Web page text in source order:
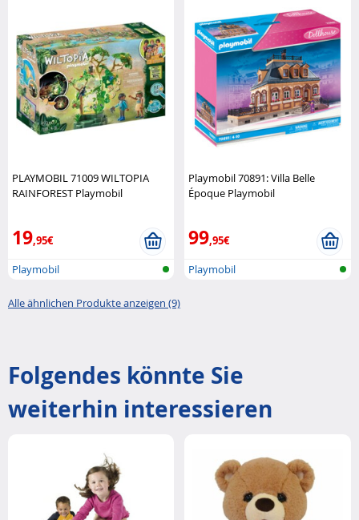
PLAYMOBIL 71009 WILTOPIA
RAINFOREST Playmobil
19,95€
Playmobil
Playmobil 70891: Villa Belle
Époque Playmobil
99,95€
Playmobil
Alle ähnlichen Produkte anzeigen (9)
Folgendes könnte Sie
weiterhin interessieren